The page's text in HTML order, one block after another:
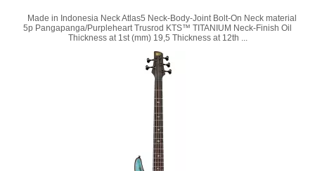
Made in Indonesia Neck Atlas5 Neck-Body-Joint Bolt-On Neck material
5p Pangapanga/Purpleheart Trusrod KTS™ TITANIUM Neck-Finish Oil
Thickness at 1st (mm) 19,5 Thickness at 12th ...